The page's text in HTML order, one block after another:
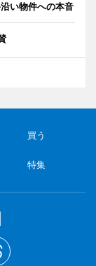
い物件への本音
買う
特集